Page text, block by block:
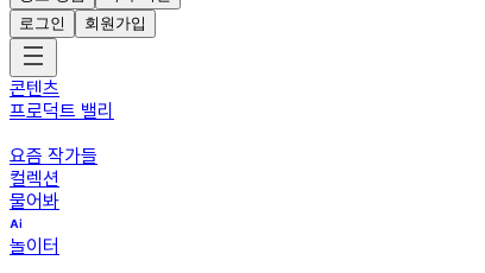
로그인
회원가입
콘텐츠
프로덕트 밸리
요즘 작가들
컬렉션
물어봐
놀이터